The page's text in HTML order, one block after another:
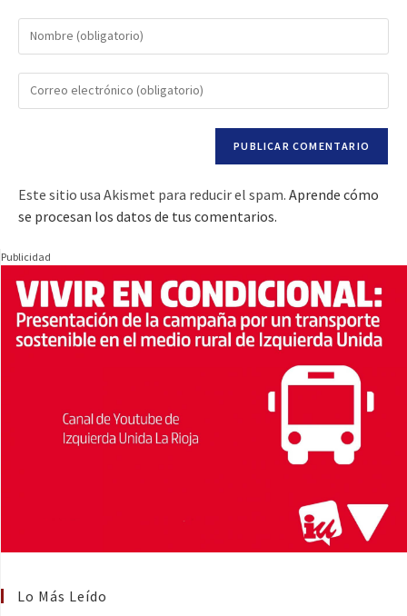
Este sitio usa Akismet para reducir el spam. Aprende cómo
se procesan los datos de tus comentarios.
Publicidad
Lo Más Leído